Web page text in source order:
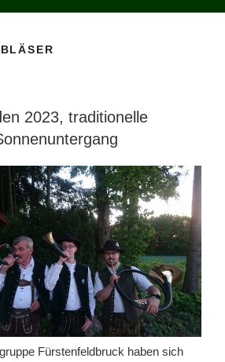
BLÄSER
2023, traditionelle
Fürstenfeldbruck haben sich